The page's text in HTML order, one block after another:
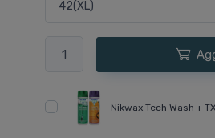
Nikwax Tech Wash +